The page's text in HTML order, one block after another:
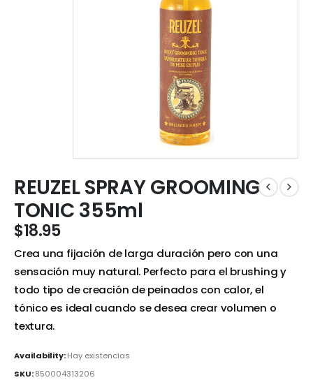
REUZEL SPRAY GROOMING
TONIC 355ml
$18.95
Crea una fijación de larga duración pero con una
sensación muy natural. Perfecto para el brushing y
todo tipo de creación de peinados con calor, el
tónico es ideal cuando se desea crear volumen o
textura.
Availability:Hay existencias
SKU:850004313206